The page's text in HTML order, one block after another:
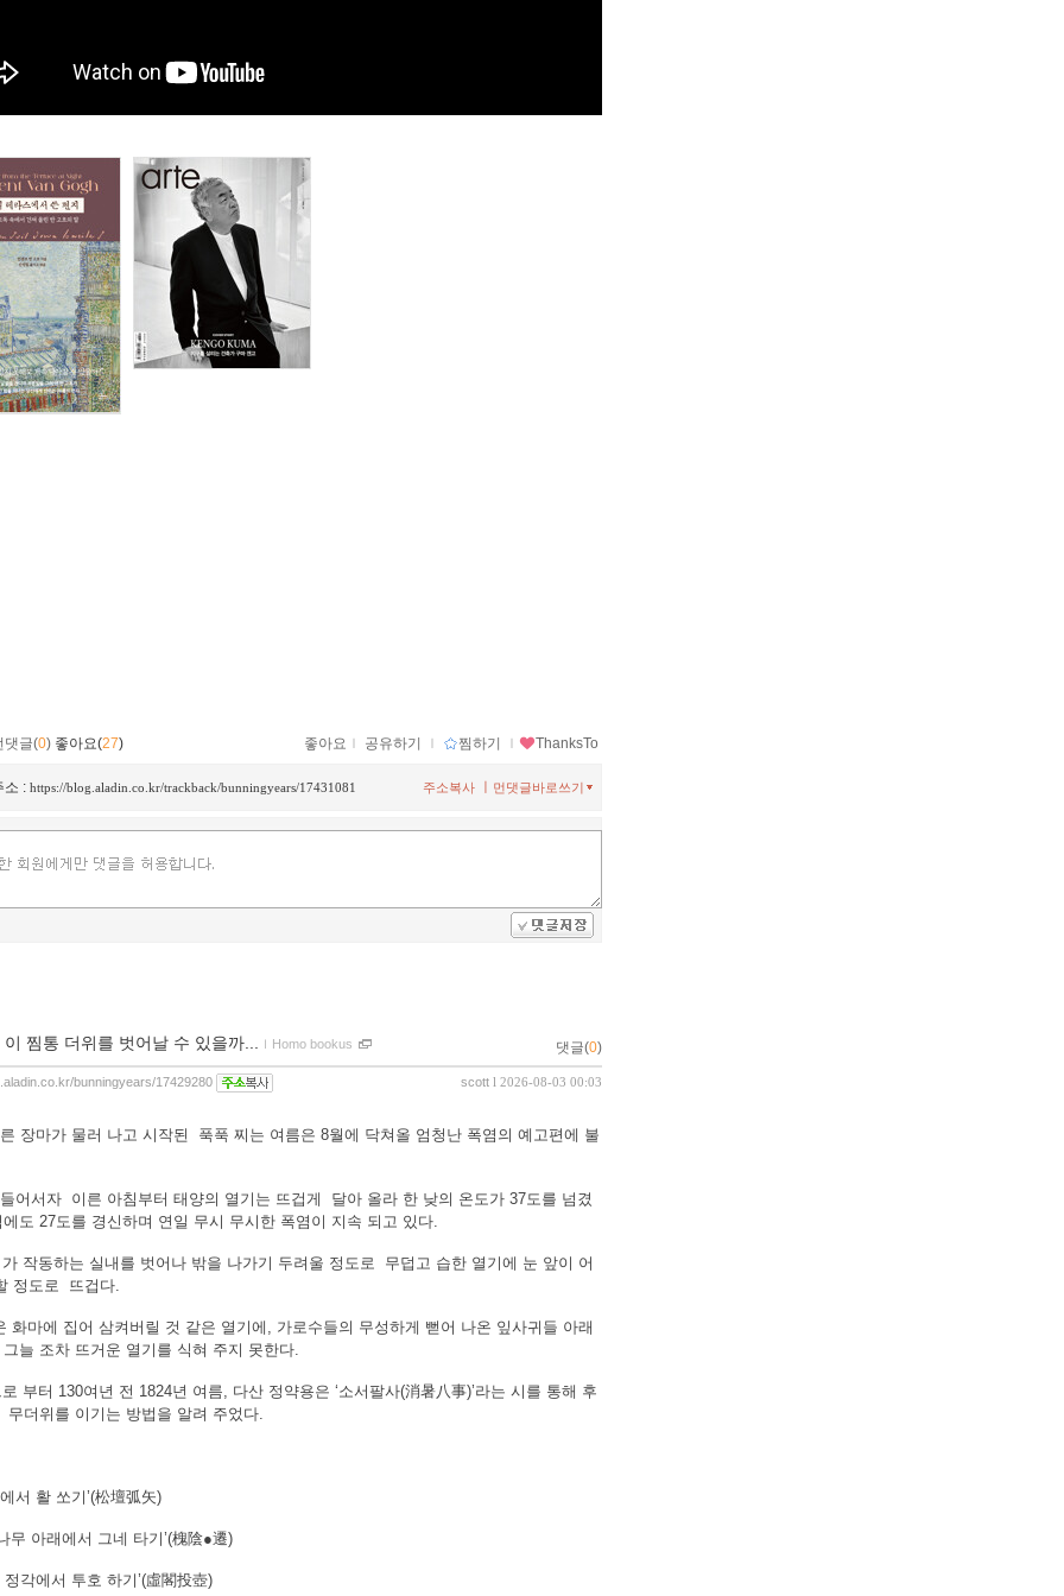
댓글(0) 좋아요(27) 좋아요 ｌ 공유하기 ｌ 찜하기 ｌ ThanksTo
소 : https://blog.aladin.co.kr/trackback/bunningyears/17431081 먼댓글바로쓰기
주소복사 ㅣ
이 찜통 더위를 벗어날 수 있을까... ｌ Homo bookus 댓글(0)
scott l 2026-08-03 00:03
bunningyears/17429280
장마가 물러 나고 시작된 푹푹 찌는 여름은 8월에 닥쳐올 엄청난 폭염의 예고편에 불
어서자 이른 아침부터 태양의 열기는 뜨겁게 달아 올라 한 낮의 온도가 37도를 넘겼
도 27도를 경신하며 연일 무시 무시한 폭염이 지속 되고 있다.
작동하는 실내를 벗어나 밖을 나가기 두려울 정도로 무덥고 습한 열기에 눈 앞이 어
정도로 뜨겁다.
화마에 집어 삼켜버릴 것 같은 열기에, 가로수들의 무성하게 뻗어 나온 잎사귀들 아래
늘 조차 뜨거운 열기를 식혀 주지 못한다.
부터 130여년 전 1824년 여름, 다산 정약용은 ‘소서팔사(消暑八事)’라는 시를 통해 후
더위를 이기는 방법을 알려 주었다.
서 활 쏘기’(松壇弧矢)
무 아래에서 그네 타기’(槐陰●遷)
정각에서 투호 하기’(虛閣投壺)